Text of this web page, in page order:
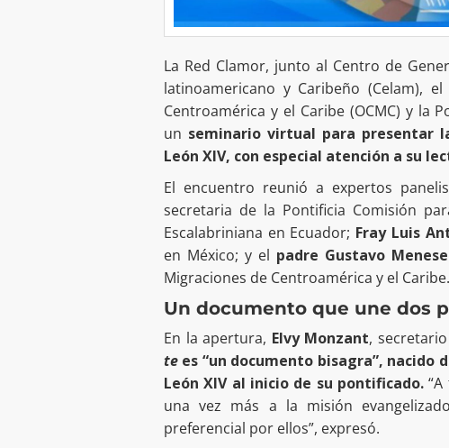
La Red Clamor, junto al Centro de
latinoamericano y Caribeño (Celam),
Centroamérica y el Caribe (OCMC) y la
un seminario virtual para presentar
León XIV, con especial atención a su
El encuentro reunió a expertos
secretaria de la Pontificia Comisión
Escalabriniana en Ecuador; Fray Luis
en México; y el padre Gustavo
Migraciones de Centroamérica y el Caribe.
Un documento que une dos
En la apertura, Elvy Monzant,
te es “un documento bisagra”, nacido
León XIV al inicio de su pontificado.“A
una vez más a la misión
preferencial por ellos”, expresó.